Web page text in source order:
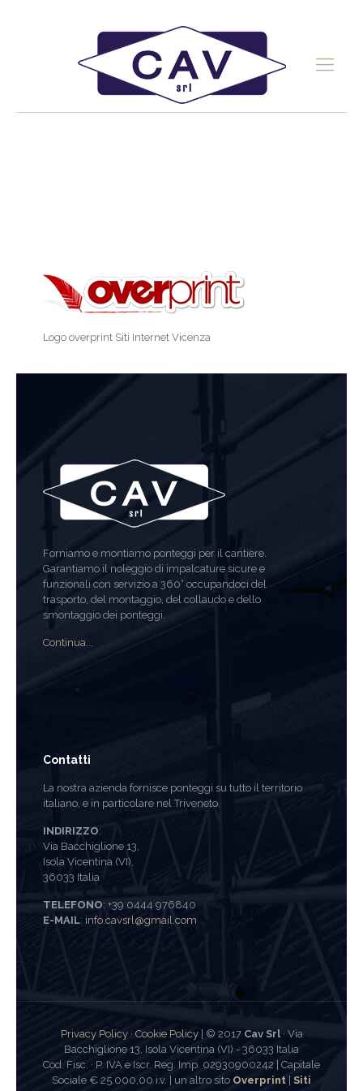
Logo overprint Siti Internet Vicenza
Forniamo e montiamo ponteggi per il cantiere.
Garantiamo il noleggio di impalcature sicure e
funzionali con servizio a 360° occupandoci del
trasporto, del montaggio, del collaudo e dello
smontaggio dei ponteggi.
Continua...
Contatti
La nostra azienda fornisce ponteggi su tutto il territorio
italiano, e in particolare nel Triveneto.
INDIRIZZO:
Via Bacchiglione 13,
Isola Vicentina (VI),
36033 Italia
TELEFONO: +39 0444 976840
E-MAIL: info.cavsrl@gmail.com
Privacy Policy · Cookie Policy | © 2017 Cav Srl· Via
Bacchiglione 13, Isola Vicentina (VI) - 36033 Italia
Cod. Fisc. · P. IVA e Iscr. Reg. Imp. 02930900242 | Capitale
Sociale € 25.000,00 i.v. | un altro sito Overprint Siti